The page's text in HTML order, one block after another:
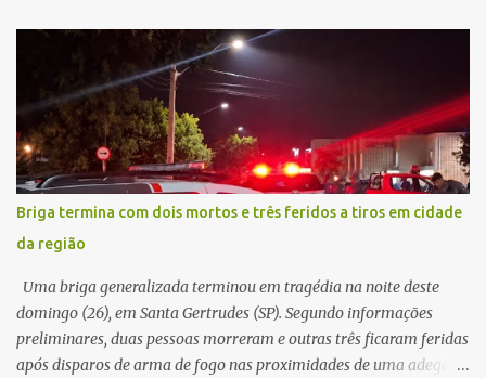
veículo, o trânsito estava lento e congestionado devido a obras
realizadas na rodovia, momento em que ocorreu o impacto. Com
a violência da colisão, o motociclista foi arremessado ao solo.
Testemunhas relataram que o capacete teria se desprendido
durante o acidente. O jovem sofreu ferimentos gravíssimos e
morreu ainda no local. Equipes de resgate e de atendimento da
concessionária responsável pela rodovia foram acionadas e
realizaram a sinalização da via, além de prestarem socorro à
vítima. No entanto, o óbito foi constatado ainda no local do
acidente. A Polícia Militar Rodoviária compareceu para o registro
da ocorrência...
Briga termina com dois mortos e três feridos a tiros em cidade
da região
Uma briga generalizada terminou em tragédia na noite deste
domingo (26), em Santa Gertrudes (SP). Segundo informações
preliminares, duas pessoas morreram e outras três ficaram feridas
após disparos de arma de fogo nas proximidades de uma adega. O